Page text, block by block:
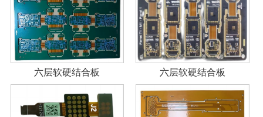
六层软硬结合板 六层软硬结合板